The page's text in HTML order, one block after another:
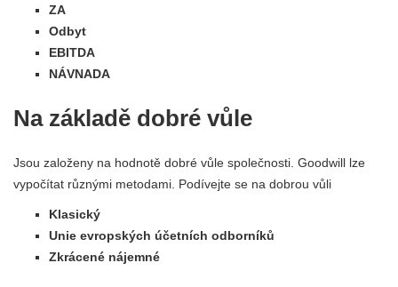
ZA
Odbyt
EBITDA
NÁVNADA
Na základě dobré vůle
Jsou založeny na hodnotě dobré vůle společnosti. Goodwill lze
vypočítat různými metodami. Podívejte se na dobrou vůli
Klasický
Unie evropských účetních odborníků
Zkrácené nájemné